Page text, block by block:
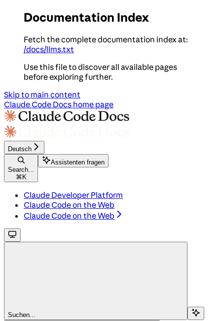
Documentation Index
Fetch the complete documentation index at:
/docs/llms.txt
Use this file to discover all available pages
before exploring further.
Skip to main content
Claude Code Docs home page
Deutsch
Search...
⌘ K
Assistenten fragen
Claude Developer Platform
Claude Code on the Web
Claude Code on the Web
Suchen...